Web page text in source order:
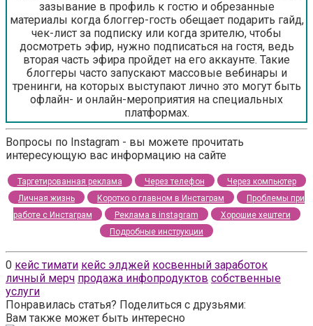
зазывание в профиль к гостю и обрезанные
материалы когда блоггер-гость обещает подарить гайд,
чек-лист за подписку или когда зрителю, чтобы
досмотреть эфир, нужно подписаться на гостя, ведь
вторая часть эфира пройдет на его аккаунте. Такие
блоггеры часто запускают массовые вебинары и
тренинги, на которых выступают лично это могут быть
офлайн- и онлайн-мероприятия на специальных
платформах.
Вопросы по Instagram - вы можете прочитать
интересующую вас информацию на сайте
Таргетированная реклама Через телефон
Через компьютер
Личная жизнь
Коротко о главном в Инстаграм
Проблемы при
работе с Инстаграм
Реклама в instagram
Хорошие хештеги
Подробные инструкции
0 кейс тимати кейс элджей косвенный заработок
личный мерч продажа инфопродуктов собственные
услуги
Понравилась статья? Поделиться с друзьями:
Вам также может быть интересно